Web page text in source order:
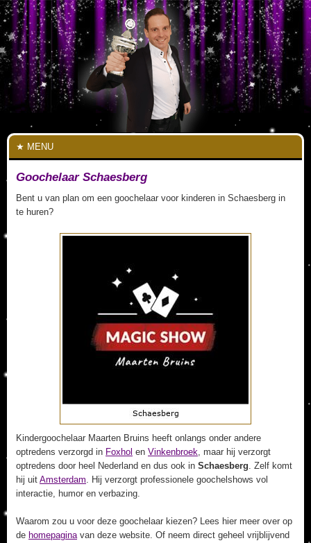
MENU
Goochelaar Schaesberg
Bent u van plan om een goochelaar voor kinderen in Schaesberg in
te huren?
Kindergoochelaar Maarten Bruins heeft onlangs onder andere
optredens verzorgd in Foxhol en Vinkenbroek, maar hij verzorgt
optredens door heel Nederland en dus ook in Schaesberg. Zelf komt
hij uit Amsterdam. Hij verzorgt professionele goochelshows vol
interactie, humor en verbazing.
Waarom zou u voor deze goochelaar kiezen? Lees hier meer over op
de homepaginavan deze website. Of neem direct geheel vrijblijvend